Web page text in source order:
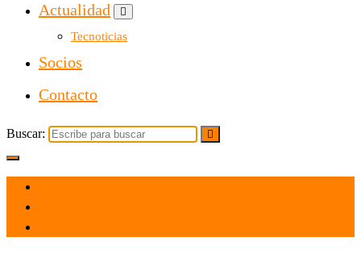
Actualidad
Tecnoticias
Socios
Contacto
Buscar: